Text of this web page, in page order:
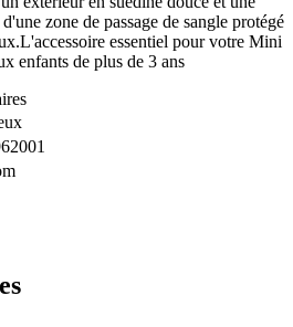
zone de passage de sangle protégé
essentiel pour votre Mini
enfants de plus de 3 ans